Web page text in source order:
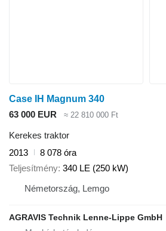
Case IH Magnum 340
63 000 EUR
≈ 22 810 000 Ft
Kerekes traktor
2013
8 078 óra
Teljesítmény 340 LE (250 kW)
Németország, Lemgo
AGRAVIS Technik Lenne-Lippe GmbH